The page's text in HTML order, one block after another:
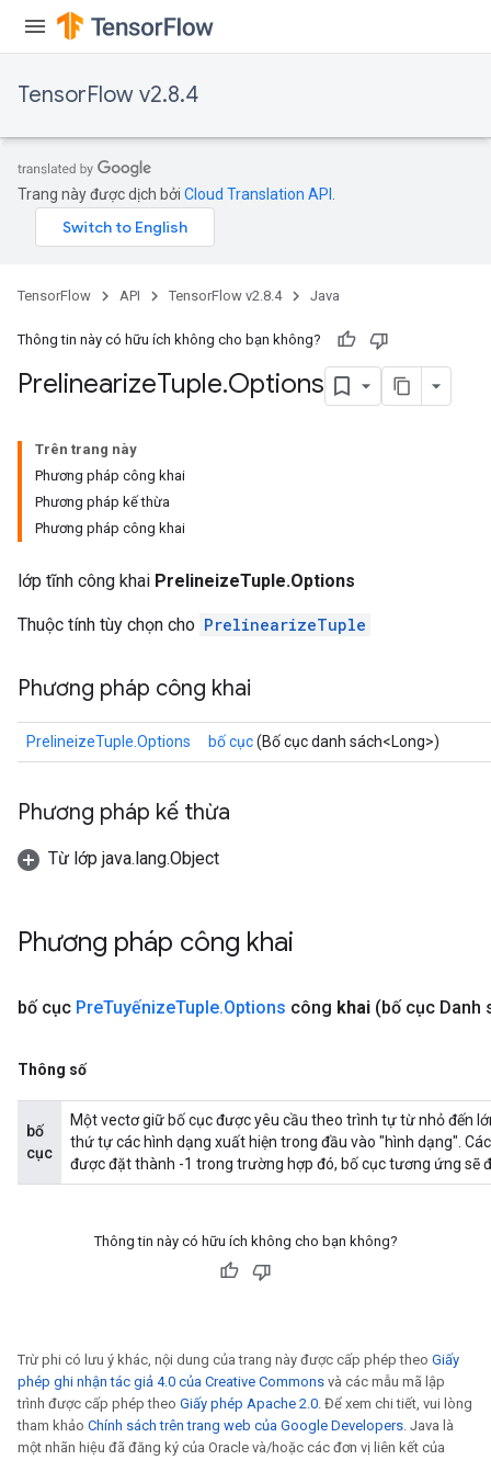
TensorFlow v2.8.4
Trang này được dịch bởi Cloud Translation API
TensorFlow API TensorFlow v2.8.4 Java
Thông tin này có hữu ích không cho bạn không?
PrelinearizeTuple.Options
Trên trang này
Phương pháp công khai
Phương pháp kế thừa
Phương pháp công khai
lớp tĩnh công khai PrelineizeTuple.Options
Thuộc tính tùy chọn cho PrelinearizeTuple
Phương pháp công khai
PrelineizeTuple.Options bố cục(Bố cục danh sách<Long>)
Phương pháp kế thừa
Từ lớp java.lang.Object
Phương pháp công khai
bố cục PreTuyếnizeTuple.Options công khai (bố cục Danh
Thông số
bố
cục
Một vectơ giữ bố cục được yêu cầu theo trình tự từ nhỏ đến
thứ tự các hình dạng xuất hiện trong đầu vào "hình dạng".
được đặt thành -1 trong trường hợp đó, bố cục tương ứng sẽ
Thông tin này có hữu ích không cho bạn không?
Trừ phi có lưu ý khác, nội dung của trang này được cấp phép theo Giấy
phép ghi nhận tác giả 4.0 của Creative Commons và các mẫu mã lập
trình được cấp phép theo Giấy phép Apache 2.0. Để xem chi tiết, vui lòng
tham khảo Chính sách trên trang web của Google Developers. Java là
một nhãn hiệu đã đăng ký của Oracle và/hoặc các đơn vị liên kết của